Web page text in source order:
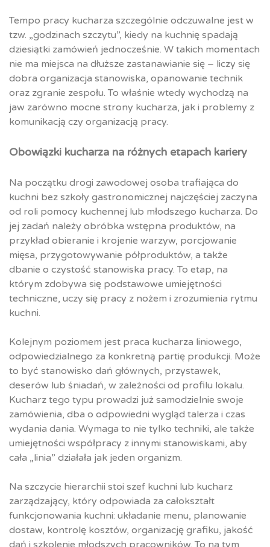
Tempo pracy kucharza szczególnie odczuwalne jest w
tzw. „godzinach szczytu”, kiedy na kuchnię spadają
dziesiątki zamówień jednocześnie. W takich momentach
nie ma miejsca na dłuższe zastanawianie się – liczy się
dobra organizacja stanowiska, opanowanie technik
oraz zgranie zespołu. To właśnie wtedy wychodzą na
jaw zarówno mocne strony kucharza, jak i problemy z
komunikacją czy organizacją pracy.
Obowiązki kucharza na różnych etapach kariery
Na początku drogi zawodowej osoba trafiająca do
kuchni bez szkoły gastronomicznej najczęściej zaczyna
od roli pomocy kuchennej lub młodszego kucharza. Do
jej zadań należy obróbka wstępna produktów, na
przykład obieranie i krojenie warzyw, porcjowanie
mięsa, przygotowywanie półproduktów, a także
dbanie o czystość stanowiska pracy. To etap, na
którym zdobywa się podstawowe umiejętności
techniczne, uczy się pracy z nożem i zrozumienia rytmu
kuchni.
Kolejnym poziomem jest praca kucharza liniowego,
odpowiedzialnego za konkretną partię produkcji. Może
to być stanowisko dań głównych, przystawek,
deserów lub śniadań, w zależności od profilu lokalu.
Kucharz tego typu prowadzi już samodzielnie swoje
zamówienia, dba o odpowiedni wygląd talerza i czas
wydania dania. Wymaga to nie tylko techniki, ale także
umiejętności współpracy z innymi stanowiskami, aby
cała „linia” działała jak jeden organizm.
Na szczycie hierarchii stoi szef kuchni lub kucharz
zarządzający, który odpowiada za całokształt
funkcjonowania kuchni: układanie menu, planowanie
dostaw, kontrolę kosztów, organizację grafiku, jakość